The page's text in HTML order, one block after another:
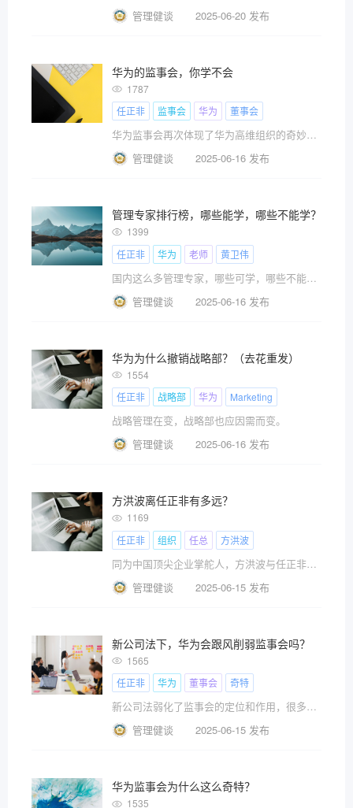
管理健谈
2025-06-20 发布
华为的监事会，你学不会
1787
任正非
监事会 华为 董事会
华为监事会再次体现了华为高维组织的奇妙特性，一般企业可能真不好学
管理健谈
2025-06-16 发布
管理专家排行榜，哪些能学，哪些不能学？
1399
任正非
华为 老师 黄卫伟
国内这么多管理专家，哪些可学，哪些不能学？
管理健谈
2025-06-16 发布
华为为什么撤销战略部？（去花重发）
1554
任正非
战略部 华为 Marketing
战略管理在变，战略部也应因需而变。
管理健谈
2025-06-16 发布
方洪波离任正非有多远？
1169
任正非
组织 任总 方洪波
同为中国顶尖企业掌舵人，方洪波与任正非孰高孰低？
管理健谈
2025-06-15 发布
新公司法下，华为会跟风削弱监事会吗？
1565
任正非
华为 董事会 奇特
新公司法弱化了监事会的定位和作用，很多公司开始削弱监事会，华为会不会也跟风呢？
管理健谈
2025-06-15 发布
华为监事会为什么这么奇特？
1535